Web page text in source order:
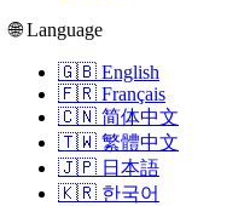
🌐 Language
🇬🇧 English
🇫🇷 Français
🇨🇳 简体中文
🇹🇼 繁體中文
🇯🇵 日本語
🇰🇷 한국어